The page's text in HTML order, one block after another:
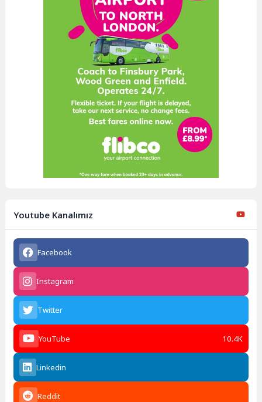
Youtube Kanalımız
Facebook
Instagram
Twitter
YouTube 10.4K
Linkedin
Reddit